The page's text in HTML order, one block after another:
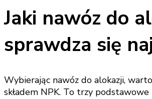
Jaki nawóz do
sprawdza się
Wybierając nawóz do alokazji,
składem NPK. To trzy